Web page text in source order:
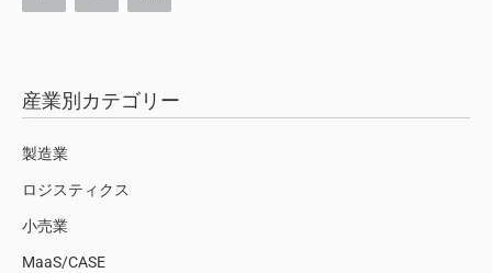
産業別カテゴリー
製造業
ロジスティクス
小売業
MaaS/CASE